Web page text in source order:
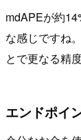
mdAPEが約
な感じですね
とで更なる精
エンドポイ